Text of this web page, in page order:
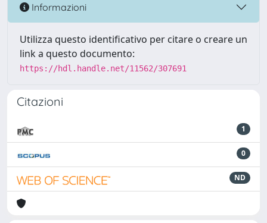
Informazioni
Utilizza questo identificativo per citare o creare un
link a questo documento:
https://hdl.handle.net/11562/307691
Citazioni
1
0
ND